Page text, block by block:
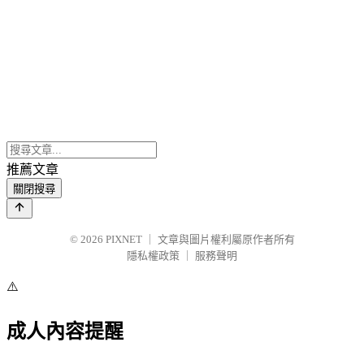
推薦文章
關閉搜尋
© 2026 PIXNET
文章與圖片權利屬原作者所有
隱私權政策
服務聲明
⚠️
成人內容提醒